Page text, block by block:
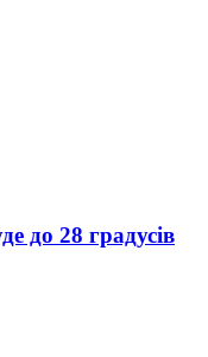
до 28 градусів